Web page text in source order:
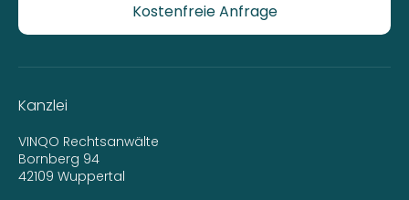
Kostenfreie Anfrage
Kanzlei
VINQO Rechtsanwälte
Bornberg 94
42109 Wuppertal